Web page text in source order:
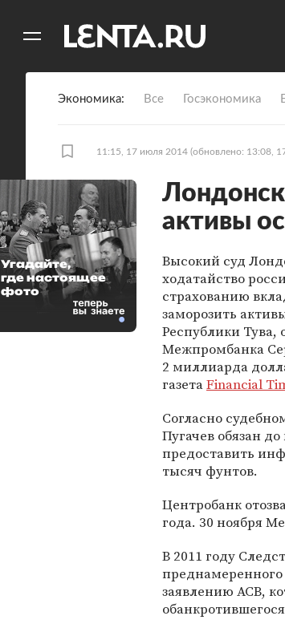
Экономика Все Госэкономика
11:15, 17 июля 2014 (обновлено: 13:08,
активы
Высокий суд
ходатайство
страхованию
заморозить
Республики Тува,
Межпромбанка
2 миллиарда
газетаFinancial
Согласно
Пугачев обязан
предоставить
тысяч фунтов.
Центробанк
года. 30 ноября
В 2011 году
заявлению АСВ,
Угадайте,
где настоящее
фото